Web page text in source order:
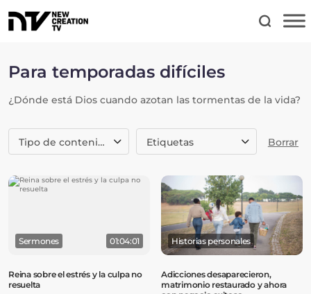
Para temporadas difíciles
¿Dónde está Dios cuando azotan las tormentas de la vida?
Tipo de contenido Etiquetas Borrar
Sermones 01:04:01
Reina sobre el estrés y la culpa no
resuelta
Historias personales
Adicciones desaparecieron,
matrimonio restaurado y ahora